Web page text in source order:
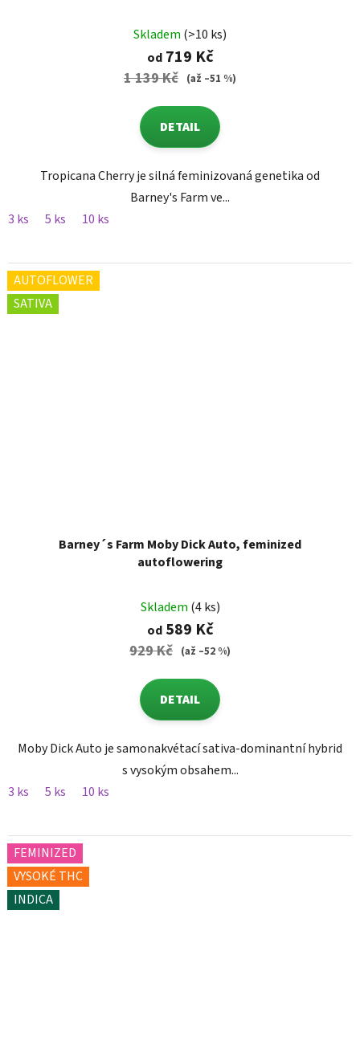
Skladem (>10 ks)
od719 Kč
1 139 Kč (až –51 %)
DETAIL
Tropicana Cherry je silná feminizovaná genetika od
Barney's Farm ve...
3 ks
5 ks 10 ks
AUTOFLOWER
SATIVA
Barney´s Farm Moby Dick Auto, feminized
autoflowering
Skladem (4 ks)
od589 Kč
929 Kč (až –52 %)
DETAIL
Moby Dick Auto je samonakvétací sativa-dominantní hybrid
s vysokým obsahem...
3 ks
5 ks 10 ks
FEMINIZED
VYSOKÉ THC
INDICA